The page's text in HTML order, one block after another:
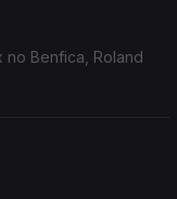
no Benfica, Roland